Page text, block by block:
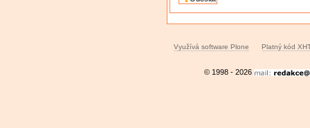
Využívá software Plone Platný kód
© 1998 - 2026